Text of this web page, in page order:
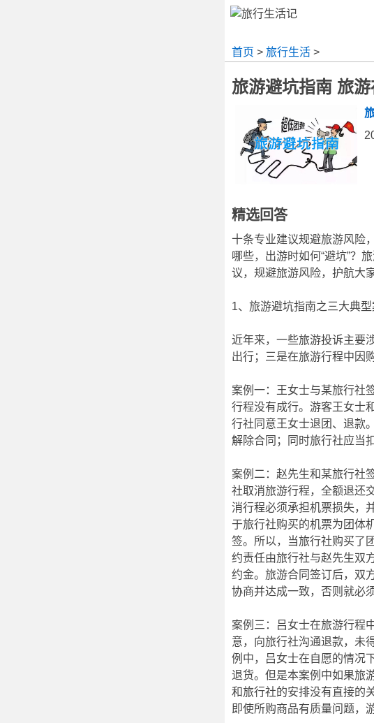
首页 > 旅行生活 >
旅游避坑指南 旅
精选回答
十条专业建议规避旅游风险
哪些，出游时如何“避坑”？
议，规避旅游风险，护航大
1、旅游避坑指南之三大典型
近年来，一些旅游投诉主要
出行；三是在旅游行程中因
案例一：王女士与某旅行社
行程没有成行。游客王女士
行社同意王女士退团、退款
解除合同；同时旅行社应当
案例二：赵先生和某旅行社
社取消旅游行程，全额退还
消行程必须承担机票损失，
于旅行社购买的机票为团体
签。所以，当旅行社购买了
约责任由旅行社与赵先生双
约金。旅游合同签订后，双
协商并达成一致，否则就必
案例三：吕女士在旅游行程
意，向旅行社沟通退款，未
例中，吕女士在自愿的情况
退货。但是本案例中如果旅
和旅行社的安排没有直接的
即使所购商品有质量问题，